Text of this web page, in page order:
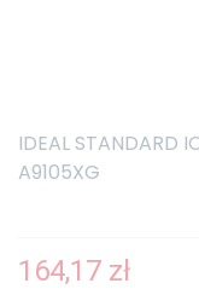
IDEAL
A9105XG
164,17 zł